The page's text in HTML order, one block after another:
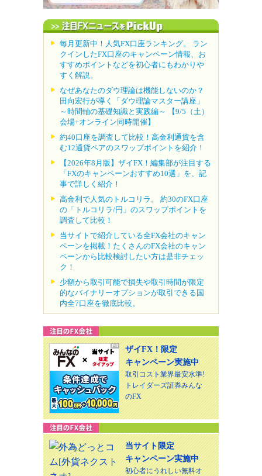
毎月更新中！人気FX口座ランキング。 ラン
クインしたFX口座のキャンペーン情報、お
すすめポイントなどを初心者にもわかりや
すく解説。
なぜあなたのダウ理論は機能しないのか？
田向宏行が導く「ダウ理論マスター講座」
～時間軸の基礎知識と実践編～ 【9/5（土）
会場+オンライン同時開催】
約40口座を調査して比較！高金利通貨を含
む12通貨ペアのスワップポイントを紹介！
【2026年8月版】ザイFX！編集部が注目する
「FXのキャンペーンおすすめ10選」を、記
事で詳しく紹介！
高金利で人気のトルコリラ。 約30のFX口座
の「トルコリラ/円」のスワップポイントを
調査して比較！
当サイトで紹介している全FX会社のキャン
ペーンを掲載！たくさんのFX会社のキャン
ペーンから比較検討したい方は是非チェッ
ク！
少額から取引可能で損失や取引時間が限定
的なバイナリーオプションが取引できる国
内全7口座を徹底比較。
ザイFX！限定
キャンペーン実施中
取引コスト業界最安水準!
トレイダーズ証券みんな
のFX
当サイト限定
キャンペーン実施中
初心者にうれしい無料オ